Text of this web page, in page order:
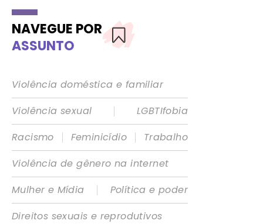
NAVEGUE POR
ASSUNTO
Violência doméstica e familiar
Violência sexual
|
LGBTIfobia
Racismo
| Feminicídio |
Trabalho
Violência de gênero na internet
Mulher e Mídia
|
Política e poder
Direitos sexuais e reprodutivos